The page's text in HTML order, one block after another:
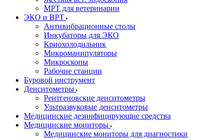
МРТ для ветеринарии
ЭКО и ВРТ
Антивибрационные столы
Инкубаторы для ЭКО
Криохолодильник
Микроманипуляторы
Микроскопы
Рабочие станции
Буровой инструмент
Денситометры
Рентгеновские денситометры
Ультразвуковые денситометры
Медицинские дезинфицирующие средства
Медицинские мониторы
Медицинские мониторы для диагностики